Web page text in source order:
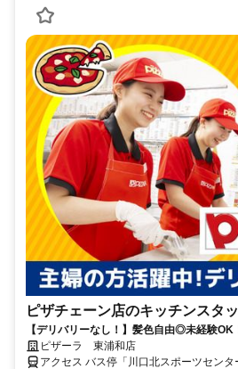
ピザチェーン店のキッチンスタ
【デリバリーなし！】髪色自由◎未経験
ピザーラ 東浦和店
アクセス バス停「川口北スポーツセン